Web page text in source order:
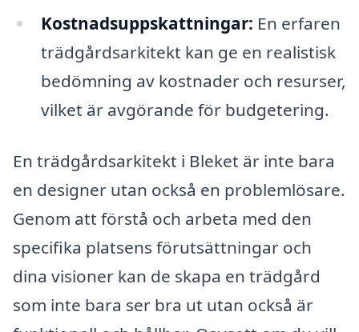
Kostnadsuppskattningar: En erfaren
trädgårdsarkitekt kan ge en realistisk
bedömning av kostnader och resurser,
vilket är avgörande för budgetering.
En trädgårdsarkitekt i Bleket är inte bara
en designer utan också en problemlösare.
Genom att förstå och arbeta med den
specifika platsens förutsättningar och
dina visioner kan de skapa en trädgård
som inte bara ser bra ut utan också är